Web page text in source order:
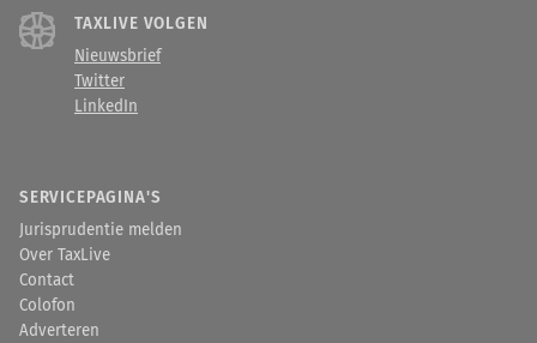
TAXLIVE VOLGEN
Nieuwsbrief
Twitter
LinkedIn
SERVICEPAGINA'S
Jurisprudentie melden
Over TaxLive
Contact
Colofon
Adverteren